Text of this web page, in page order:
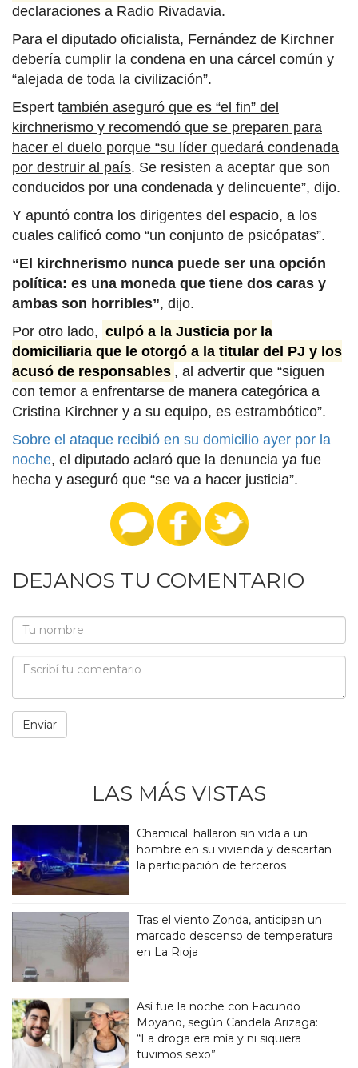
declaraciones a Radio Rivadavia.
Para el diputado oficialista, Fernández de Kirchner
debería cumplir la condena en una cárcel común y
“alejada de toda la civilización”.
Espert también aseguró que es “el fin” del
kirchnerismo y recomendó que se preparen para
hacer el duelo porque “su líder quedará condenada
por destruir al país. Se resisten a aceptar que son
conducidos por una condenada y delincuente”, dijo.
Y apuntó contra los dirigentes del espacio, a los
cuales calificó como “un conjunto de psicópatas”.
“El kirchnerismo nunca puede ser una opción
política: es una moneda que tiene dos caras y
ambas son horribles”, dijo.
Por otro lado, culpó a la Justicia por la
domiciliaria que le otorgó a la titular del PJ y los
acusó de responsables , al advertir que “siguen
con temor a enfrentarse de manera categórica a
Cristina Kirchner y a su equipo, es estrambótico”.
Sobre el ataque recibió en su domicilio ayer por la
noche, el diputado aclaró que la denuncia ya fue
hecha y aseguró que “se va a hacer justicia”.
DEJANOS TU COMENTARIO
LAS MÁS VISTAS
Chamical: hallaron sin vida a un
hombre en su vivienda y descartan
la participación de terceros
Tras el viento Zonda, anticipan un
marcado descenso de temperatura
en La Rioja
Así fue la noche con Facundo
Moyano, según Candela Arizaga:
“La droga era mía y ni siquiera
tuvimos sexo”